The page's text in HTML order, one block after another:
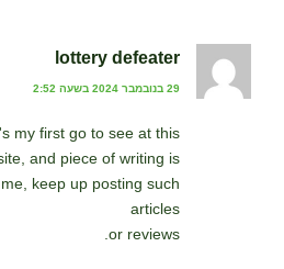
lottery defeater
29 בנובמבר 2024 בשעה 2:52
my first go to see at this
and piece of writing is
keep up posting such
articles
or reviews.